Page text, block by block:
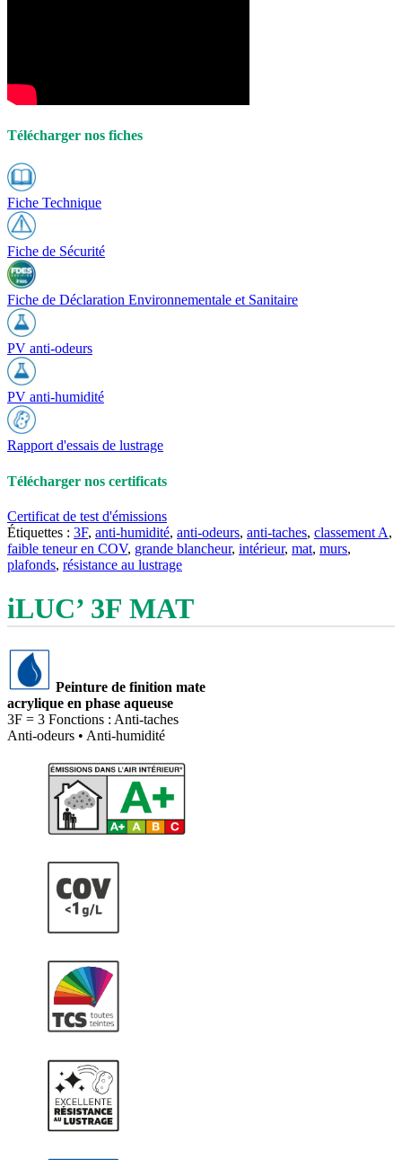
Télécharger nos fiches
Fiche Technique
Fiche de Sécurité
Fiche de Déclaration Environnementale et Sanitaire
PV anti-odeurs
PV anti-humidité
Rapport d'essais de lustrage
Télécharger nos certificats
Certificat de test d'émissions
Étiquettes : 3F, anti-humidité, anti-odeurs, anti-taches, classement A,
faible teneur en COV, grande blancheur, intérieur, mat, murs,
plafonds, résistance au lustrage
iLUC’ 3F MAT
Peinture de finition mate
acrylique en phase aqueuse
3F = 3 Fonctions : Anti-taches
Anti-odeurs • Anti-humidité